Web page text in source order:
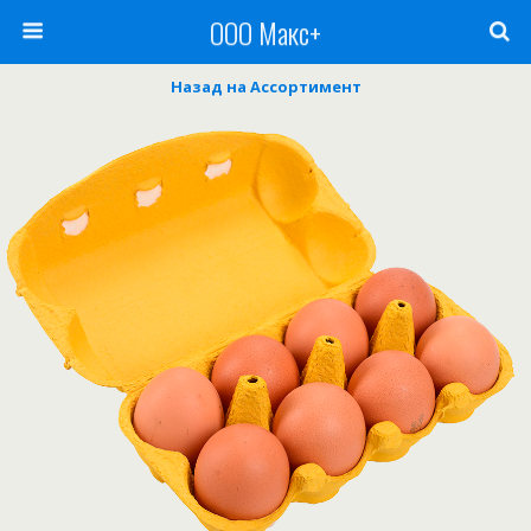
ООО Макс+
Назад на Ассортимент